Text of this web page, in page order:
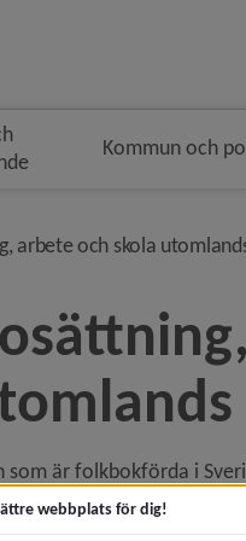
Kommun och
arbete och skola
som är folkbokförda i
börja i förskoleklass
webbplats för dig!